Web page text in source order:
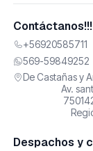
Contáctanos!!!
+56920585711
569-59849252
De Castañas y
Av.
Despachos y